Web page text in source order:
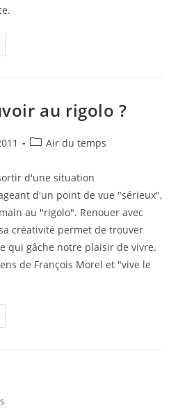
au rigolo ?
PostAir du temps
d'une situation
d'un point de vue "sérieux",
au "rigolo". Renouer avec
créativité permet de trouver
qui gâche notre plaisir de vivre.
de François Morel et "vive le